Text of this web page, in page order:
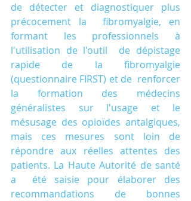
de détecter et diagnostiquer plus
précocement la  fibromyalgie, en
formant les professionnels à
l'utilisation de l'outil  de dépistage
rapide de la fibromyalgie
(questionnaire FIRST) et de  renforcer
la formation des médecins
généralistes sur l'usage et le
mésusage des opioïdes antalgiques,
mais ces mesures sont loin de
répondre aux réelles attentes des
patients. La Haute Autorité de santé
a  été saisie pour élaborer des
recommandations de bonnes